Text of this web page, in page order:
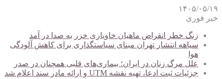
۱۴۰۵/۰۵/۱۹
خبر فوری
زنگ خطر انقراض ماهیان خاویاری خزر به صدا در آمد
سیاهه انتشار تهران مبنای سیاستگذاری برای کاهش آلودگی
هوا
علل مرگ زنان در ایران؛ بیماری‌های قلبی همچنان در صدر
جزئیات ثبت ادعا، تهیه نقشه UTM و ارائه مادر سند اعلام شد